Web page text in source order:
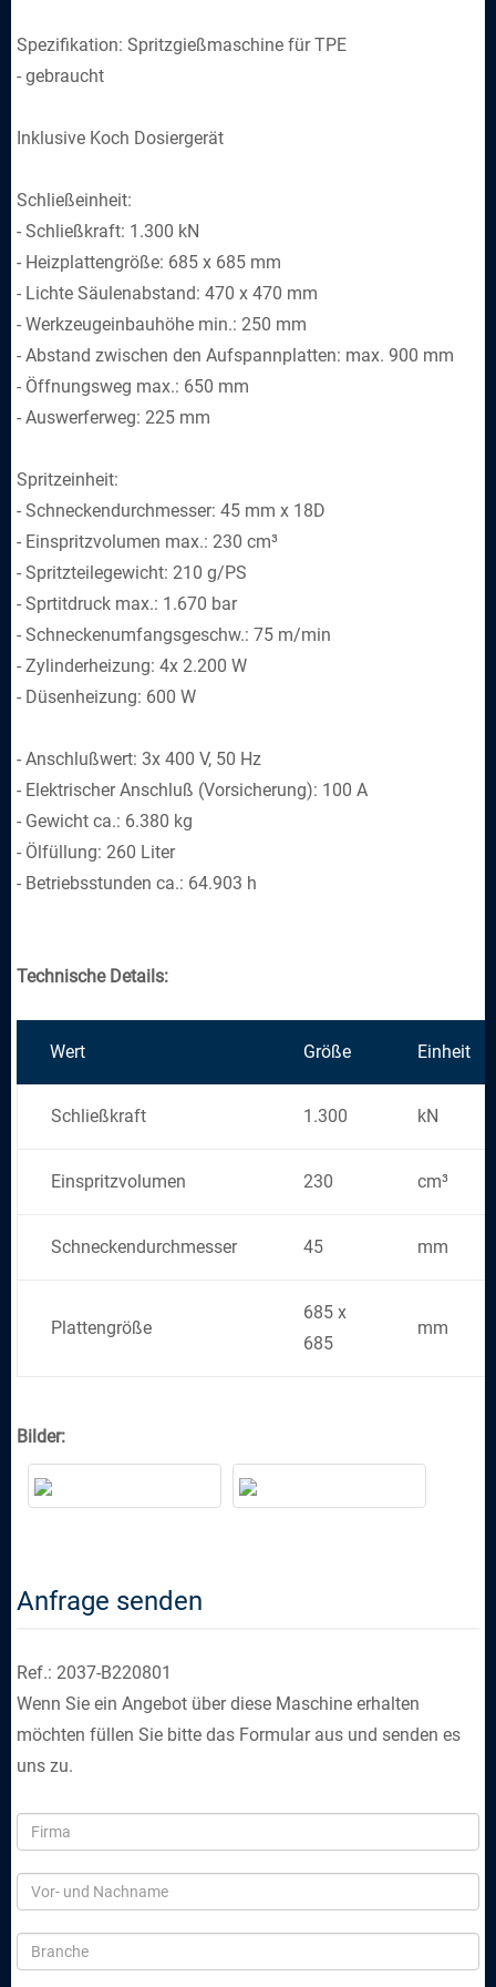
Spezifikation: Spritzgießmaschine für TPE
- gebraucht
Inklusive Koch Dosiergerät
Schließeinheit:
- Schließkraft: 1.300 kN
- Heizplattengröße: 685 x 685 mm
- Lichte Säulenabstand: 470 x 470 mm
- Werkzeugeinbauhöhe min.: 250 mm
- Abstand zwischen den Aufspannplatten: max. 900 mm
- Öffnungsweg max.: 650 mm
- Auswerferweg: 225 mm
Spritzeinheit:
- Schneckendurchmesser: 45 mm x 18D
- Einspritzvolumen max.: 230 cm³
- Spritzteilegewicht: 210 g/PS
- Sprtitdruck max.: 1.670 bar
- Schneckenumfangsgeschw.: 75 m/min
- Zylinderheizung: 4x 2.200 W
- Düsenheizung: 600 W
- Anschlußwert: 3x 400 V, 50 Hz
- Elektrischer Anschluß (Vorsicherung): 100 A
- Gewicht ca.: 6.380 kg
- Ölfüllung: 260 Liter
- Betriebsstunden ca.: 64.903 h
Technische Details:
Wert Größe Einheit
Schließkraft 1.300 kN
Einspritzvolumen 230 cm³
Schneckendurchmesser 45 mm
Plattengröße
685 x
685
mm
Bilder:
Anfrage senden
Ref.: 2037-B220801
Wenn Sie ein Angebot über diese Maschine erhalten
möchten füllen Sie bitte das Formular aus und senden es
uns zu.